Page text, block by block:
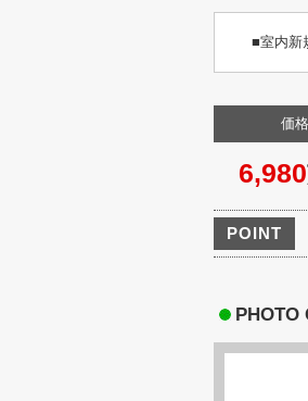
■室内新
価格
6,980
POINT
PHOTO